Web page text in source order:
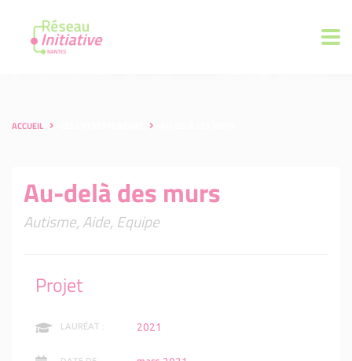
ACCUEIL
Au-delà des murs
Autisme, Aide, Equipe
Projet
LAURÉAT : 2021